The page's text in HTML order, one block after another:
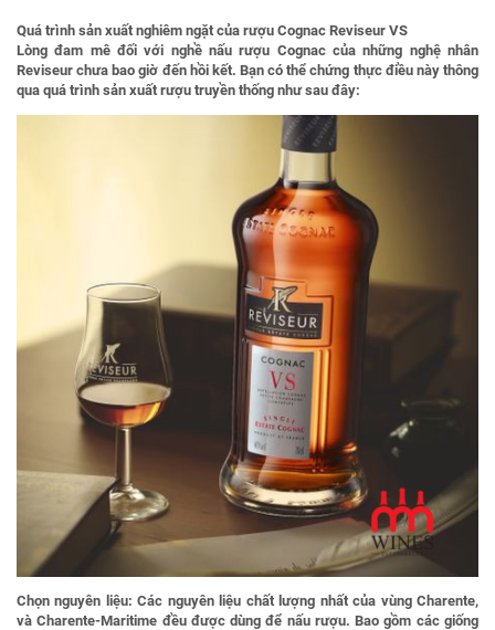
Quá trình sản xuất nghiêm ngặt của rượu Cognac Reviseur VS
Lòng đam mê đối với nghề nấu rượu Cognac của những nghệ nhân
Reviseur chưa bao giờ đến hồi kết. Bạn có thể chứng thực điều này thông
qua quá trình sản xuất rượu truyền thống như sau đây:
Chọn nguyên liệu: Các nguyên liệu chất lượng nhất của vùng Charente,
và Charente-Maritime đều được dùng để nấu rượu. Bao gồm các giống